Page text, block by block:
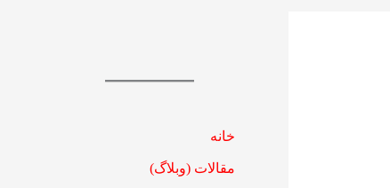
خانه
مقالات (وبلاگ)